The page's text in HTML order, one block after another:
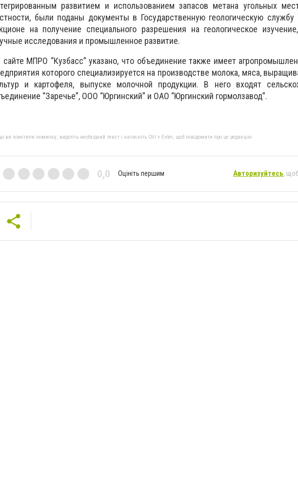
развитием и использованием запасов метана угольных
были поданы документы в Государственную геологическую
на получение специального разрешения на геологическое
исследования и промышленное развитие.
сайте МПРО “Кузбасс” указано, что объединение также имеет
которого специализируется на производстве молока, мяса,
и картофеля, выпуске молочной продукции. В него входят
“Заречье”, ООО “Юргинский” и ОАО “Юргинский гормолзавод”.
ви помітили помилку, виділіть необхідний текст і натисніть Ctrl + Enter, щоб повідомити про це редакцію
0,0 Оцініть першим Авторизуйтесь,